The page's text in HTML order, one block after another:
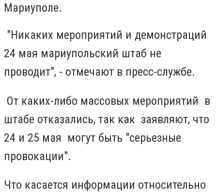
Мариуполе.
"Никаких мероприятий и демонстраций
24 мая мариупольский штаб не
проводит", - отмечают в пресс-службе.
От каких-либо массовых мероприятий в
штабе отказались, так как заявляют, что
24 и 25 мая могут быть "серьезные
провокации".
Что касается информации относительно